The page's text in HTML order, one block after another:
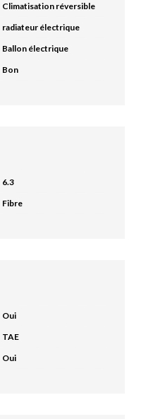
Climatisation réversible
radiateur électrique
Ballon électrique
Bon
6.3
Fibre
Oui
TAE
Oui